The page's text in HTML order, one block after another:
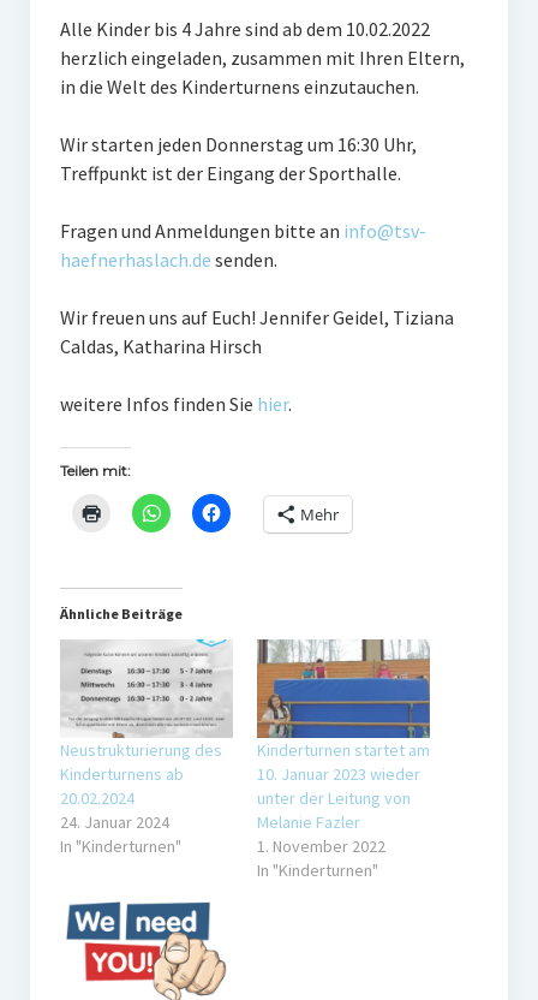
AH-Abteilung
Frauengymnastik
Kinderturnen
Eltern-Kind-Turnen
Kinderturnen 5 – 7 Jahre
Männerfit
Mitglied werden
Förderverein
Gaststätte
Anfahrt
Fans
Fanshop
Kooperationen
Alle Kinder bis 4 Jahre sind ab dem 10.02.2022
herzlich eingeladen, zusammen mit Ihren Eltern,
in die Welt des Kinderturnens einzutauchen.
Wir starten jeden Donnerstag um 16:30 Uhr,
Treffpunkt ist der Eingang der Sporthalle.
Fragen und Anmeldungen bitte an info@tsv-
haefnerhaslach.de senden.
Wir freuen uns auf Euch! Jennifer Geidel, Tiziana
Caldas, Katharina Hirsch
weitere Infos finden Sie hier.
Teilen mit:
Mehr
Ähnliche Beiträge
Neustrukturierung des
Kinderturnens ab
20.02.2024
24. Januar 2024
In "Kinderturnen"
Kinderturnen startet am
10. Januar 2023 wieder
unter der Leitung von
Melanie Fazler
1. November 2022
In "Kinderturnen"